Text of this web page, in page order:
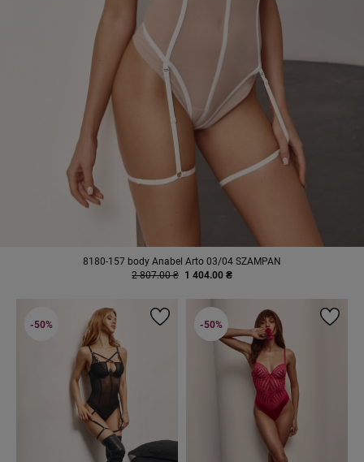
8180-157 body Anabel Arto 03/04 SZAMPAN
2 807.00 ₴ 1 404.00 ₴
-50% -50%